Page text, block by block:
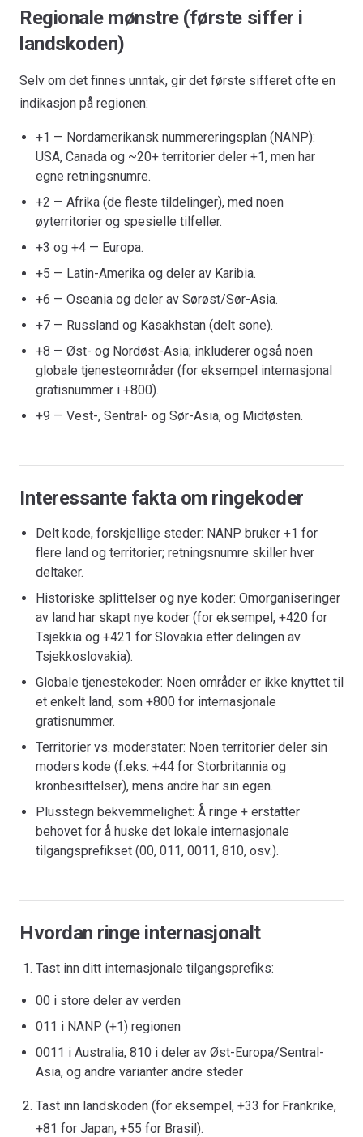
Regionale mønstre (første siffer i
landskoden)
Selv om det finnes unntak, gir det første sifferet ofte en
indikasjon på regionen:
+1 — Nordamerikansk nummereringsplan (NANP):
USA, Canada og ~20+ territorier deler +1, men har
egne retningsnumre.
+2 — Afrika (de fleste tildelinger), med noen
øyterritorier og spesielle tilfeller.
+3 og +4 — Europa.
+5 — Latin-Amerika og deler av Karibia.
+6 — Oseania og deler av Sørøst/Sør-Asia.
+7 — Russland og Kasakhstan (delt sone).
+8 — Øst- og Nordøst-Asia; inkluderer også noen
globale tjenesteområder (for eksempel internasjonal
gratisnummer i +800).
+9 — Vest-, Sentral- og Sør-Asia, og Midtøsten.
Interessante fakta om ringekoder
Delt kode, forskjellige steder: NANP bruker +1 for
flere land og territorier; retningsnumre skiller hver
deltaker.
Historiske splittelser og nye koder: Omorganiseringer
av land har skapt nye koder (for eksempel, +420 for
Tsjekkia og +421 for Slovakia etter delingen av
Tsjekkoslovakia).
Globale tjenestekoder: Noen områder er ikke knyttet til
et enkelt land, som +800 for internasjonale
gratisnummer.
Territorier vs. moderstater: Noen territorier deler sin
moders kode (f.eks. +44 for Storbritannia og
kronbesittelser), mens andre har sin egen.
Plusstegn bekvemmelighet: Å ringe + erstatter
behovet for å huske det lokale internasjonale
tilgangsprefikset (00, 011, 0011, 810, osv.).
Hvordan ringe internasjonalt
Tast inn ditt internasjonale tilgangsprefiks:
00 i store deler av verden
011 i NANP (+1) regionen
0011 i Australia, 810 i deler av Øst-Europa/Sentral-
Asia, og andre varianter andre steder
Tast inn landskoden (for eksempel, +33 for Frankrike,
+81 for Japan, +55 for Brasil).